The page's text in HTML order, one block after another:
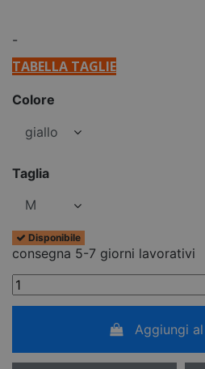
-
TABELLA TAGLIE
Colore
Taglia
Disponibile
consegna 5-7 giorni lavorativi
Aggiungi